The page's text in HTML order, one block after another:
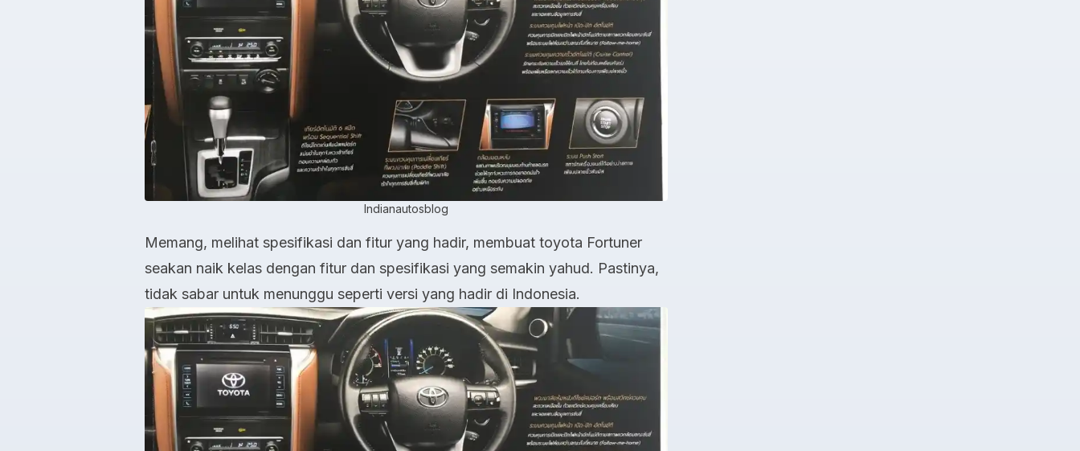
Indianautosblog
Memang, melihat spesifikasi dan fitur yang hadir, membuat toyota Fortuner
seakan naik kelas dengan fitur dan spesifikasi yang semakin yahud. Pastinya,
tidak sabar untuk menunggu seperti versi yang hadir di Indonesia.